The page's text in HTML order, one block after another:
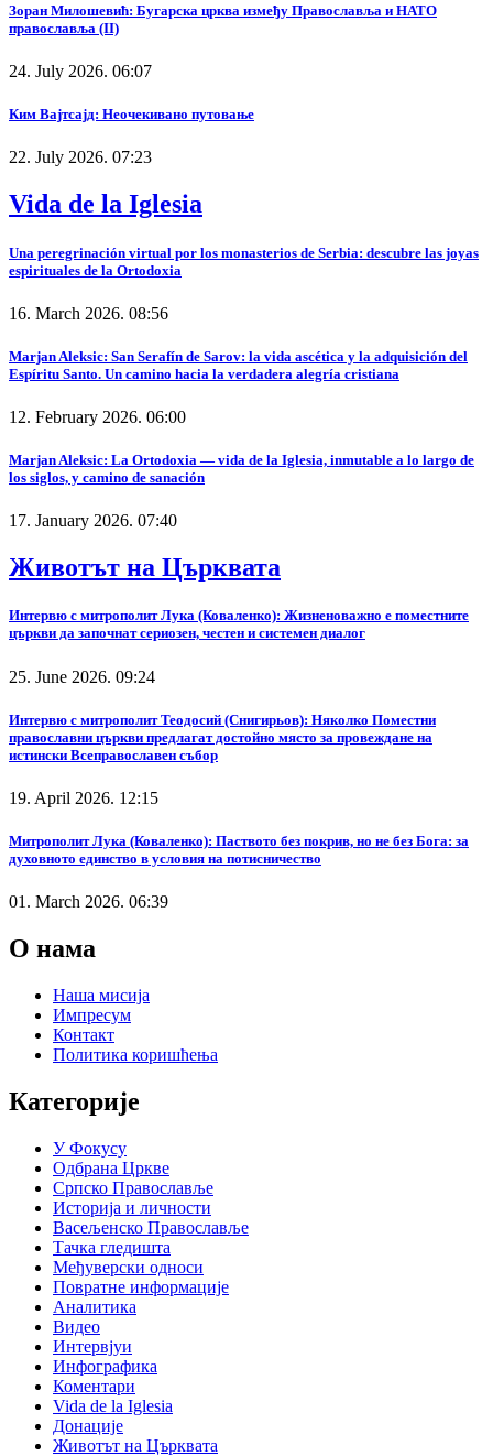
Зоран Милошевић: Бугарска црква између Православља и НАТО
православља (II)
24. July 2026. 06:07
Ким Вајтсајд: Неочекивано путовање
22. July 2026. 07:23
Vida de la Iglesia
Una peregrinación virtual por los monasterios de Serbia: descubre las joyas
espirituales de la Ortodoxia
16. March 2026. 08:56
Marjan Aleksic: San Serafín de Sarov: la vida ascética y la adquisición del
Espíritu Santo. Un camino hacia la verdadera alegría cristiana
12. February 2026. 06:00
Marjan Aleksic: La Ortodoxia — vida de la Iglesia, inmutable a lo largo de
los siglos, y camino de sanación
17. January 2026. 07:40
Животът на Църквата
Интервю с митрополит Лука (Коваленко): Жизненоважно е поместните
църкви да започнат сериозен, честен и системен диалог
25. June 2026. 09:24
Интервю с митрополит Теодосий (Снигирьов): Няколко Поместни
православни църкви предлагат достойно място за провеждане на
истински Всеправославен събор
19. April 2026. 12:15
Митрополит Лука (Коваленко): Паството без покрив, но не без Бога: за
духовното единство в условия на потисничество
01. March 2026. 06:39
О нама
Наша мисија
Импресум
Контакт
Политика коришћења
Категорије
У Фокусу
Одбрана Цркве
Српско Православље
Историја и личности
Васељенско Православље
Тачка гледишта
Међуверски односи
Повратне информације
Аналитика
Видео
Интервјуи
Инфографика
Коментари
Vida de la Iglesia
Донације
Животът на Църквата